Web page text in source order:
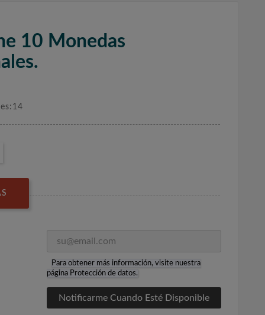
10 Monedas
Para obtener más información, visite nuestra
página Protección de datos.
Notificarme Cuando Esté Disponible